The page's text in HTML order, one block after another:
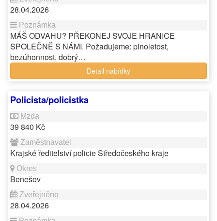
28.04.2026
MÁŠ ODVAHU? PŘEKONEJ SVOJE HRANICE
SPOLEČNĚ S NÁMI. Požadujeme: plnoletost,
bezúhonnost, dobrý…
Detail nabídky
Policista/policistka
39 840 Kč
Krajské ředitelství policie Středočeského kraje
Benešov
28.04.2026